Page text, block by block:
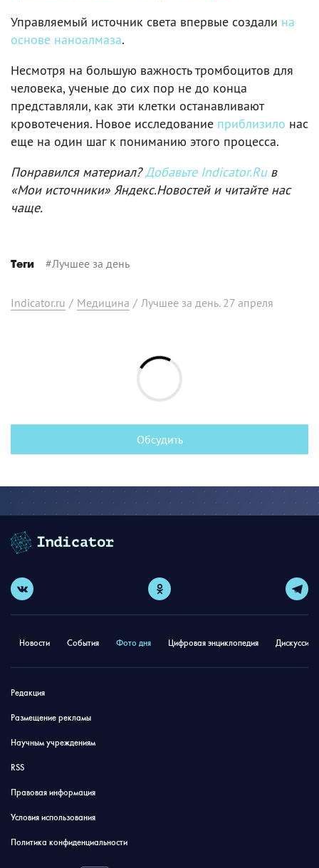
Управляемый источник света впервые создали на
основе наноалмаза.
Несмотря на большую важность тромбоцитов для
человека, ученые до сих пор не до конца
представляли, как эти клетки останавливают
кровотечения. Новое исследование приблизило нас
еще на один шаг к пониманию этого процесса.
Понравился материал?Добавьте Indicator.Ruв
«Мои источники» Яндекс.Новостей и читайте нас
чаще.
Теги #Лучшее за день
Indicator.ru / Медицина / Лучшее за день. 27 апреля
Обсудить
Новости События Фото дня Цифровая энциклопедия
Редакция
Размещение рекламы
Научным учреждениям
RSS
Правовая информация
Условия использования
Политика конфиденциальности